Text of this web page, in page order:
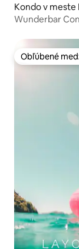
Kondo v
Wunderbar
Obľúbené
Obľúbené